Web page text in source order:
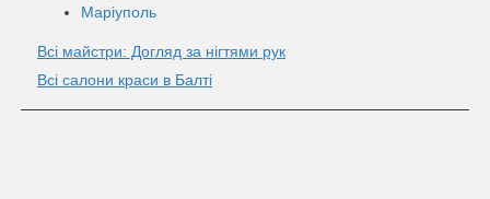
Маріуполь
Всі майстри: Догляд за нігтями рук
Всі салони краси в Балті